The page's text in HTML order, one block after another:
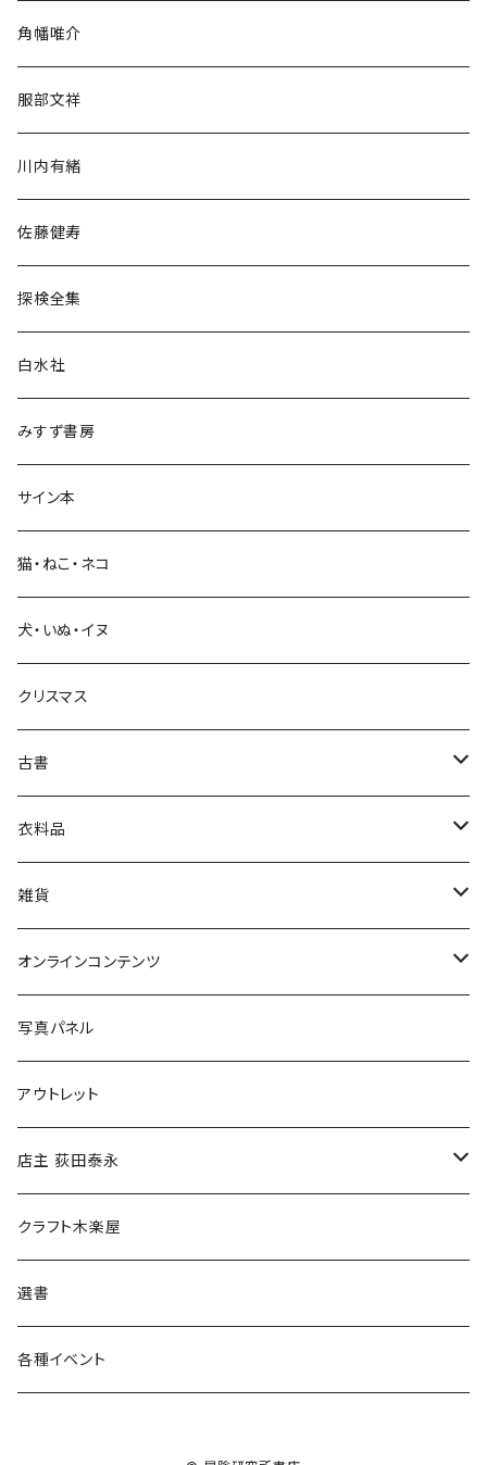
民族・風習
言語・ことば
生活・暮らし
芸術・絵画・写真
絵本・児童書
娯楽・エンターテインメント
角幡唯介
服部文祥
川内有緒
佐藤健寿
探検全集
白水社
みすず書房
サイン本
猫・ねこ・ネコ
犬・いぬ・イヌ
クリスマス
古書
古書セット
美術
衣料品
POLEWARDS
Tシャツ
雑貨
バッグ
ブックカバー
マグカップ
傘
食料品
その他
オンラインコンテンツ
冒険クロストーク
写真パネル
アウトレット
店主 荻田泰永
書籍
ウェア
クラフト木楽屋
選書
各種イベント